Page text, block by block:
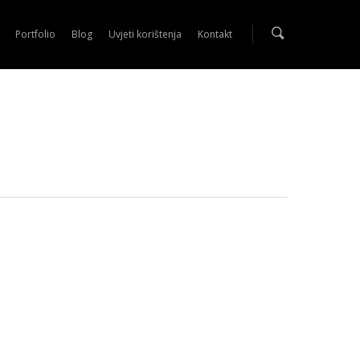
Portfolio Blog Uvjeti korištenja Kontakt